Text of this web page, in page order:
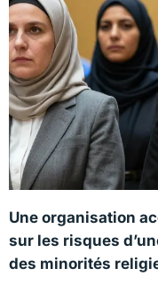
Une organisation
sur les risques
des minorités